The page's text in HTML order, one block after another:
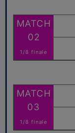
MATCH
02
1/8 finale
MATCH
03
1/8 finale